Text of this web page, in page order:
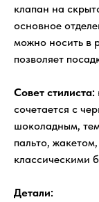
клапан на
основное
можно носить в
позволяет
Совет стилиста:
сочетается с
шоколадным,
пальто,
классическими
Детали: